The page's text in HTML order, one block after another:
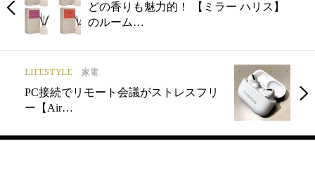
どの香りも魅力的！ 【ミラー ハリス】
のルーム…
LIFESTYLE 家電
PC接続でリモート会議がストレスフリ
ー【Air…